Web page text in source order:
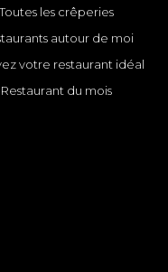
Toutes les crêperies
autour de moi
votre restaurant idéal
Restaurant du mois